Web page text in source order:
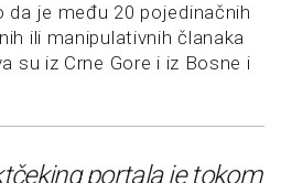
da je među 20 pojedinačnih
ili manipulativnih članaka
su iz Crne Gore i iz Bosne i
portala je tokom